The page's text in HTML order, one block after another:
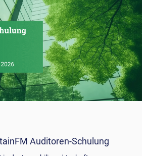
Auditoren-Schulung